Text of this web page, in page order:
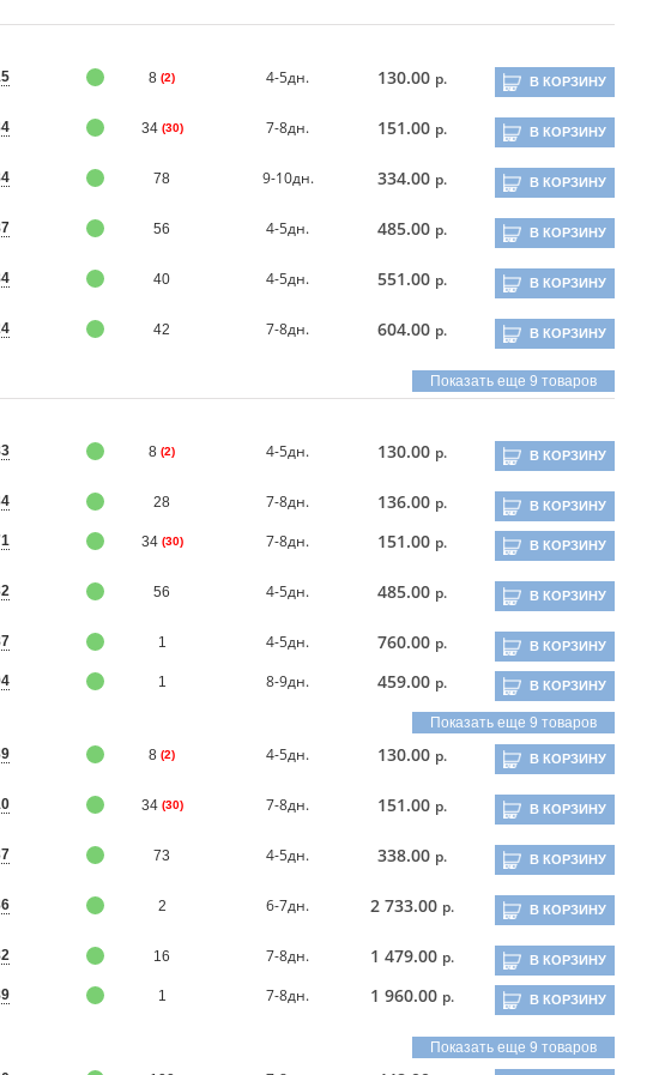
8 (2) 4-5дн. 130.00 р. В КОРЗИНУ
34 (30) 7-8дн. 151.00 р. В КОРЗИНУ
78 9-10дн. 334.00 р. В КОРЗИНУ
56 4-5дн. 485.00 р. В КОРЗИНУ
40 4-5дн. 551.00 р. В КОРЗИНУ
42 7-8дн. 604.00 р. В КОРЗИНУ
Показать еще 9 товаров
8 (2) 4-5дн. 130.00 р. В КОРЗИНУ
28 7-8дн. 136.00 р. В КОРЗИНУ
34 (30) 7-8дн. 151.00 р. В КОРЗИНУ
56 4-5дн. 485.00 р. В КОРЗИНУ
1 4-5дн. 760.00 р. В КОРЗИНУ
1 8-9дн. 459.00 р. В КОРЗИНУ
Показать еще 9 товаров
8 (2) 4-5дн. 130.00 р. В КОРЗИНУ
34 (30) 7-8дн. 151.00 р. В КОРЗИНУ
73 4-5дн. 338.00 р. В КОРЗИНУ
2 6-7дн. 2 733.00 р. В КОРЗИНУ
16 7-8дн. 1 479.00 р. В КОРЗИНУ
1 7-8дн. 1 960.00 р. В КОРЗИНУ
Показать еще 9 товаров